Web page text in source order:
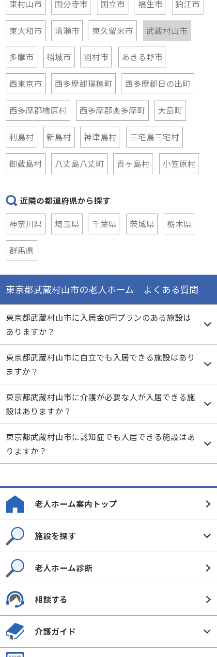
東村山市 国分寺市 国立市 福生市 狛江市
東大和市 清瀬市 東久留米市 武蔵村山市
多摩市 稲城市 羽村市 あきる野市
西東京市 西多摩郡瑞穂町 西多摩郡日の出町
西多摩郡檜原村 西多摩郡奥多摩町 大島町
利島村 新島村 神津島村 三宅島三宅村
御蔵島村 八丈島八丈町 青ヶ島村 小笠原村
近隣の都道府県から探す
神奈川県
埼玉県 千葉県 茨城県 栃木県
群馬県
東京都武蔵村山市の老人ホーム よくある質問
東京都武蔵村山市に入居金0円プランのある施設は
ありますか？
東京都武蔵村山市に自立でも入居できる施設はあり
ますか？
東京都武蔵村山市に介護が必要な人が入居できる施
設はありますか？
東京都武蔵村山市に認知症でも入居できる施設はあ
りますか？
老人ホーム案内トップ
施設を探す
老人ホーム診断
相談する
介護ガイド